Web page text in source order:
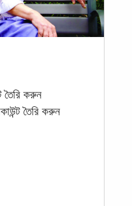
তৈরি করুন
তৈরি করুন